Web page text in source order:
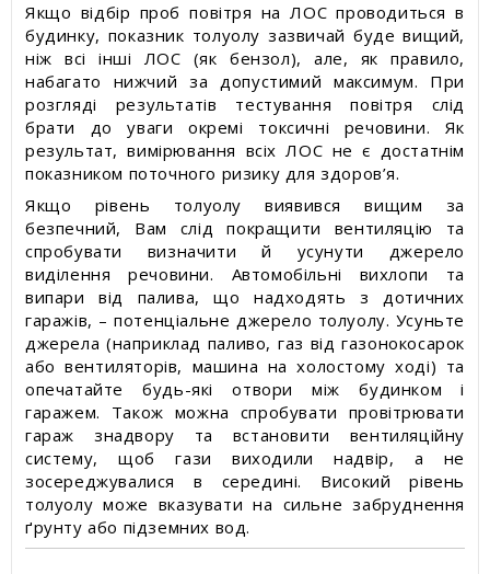
Якщо відбір проб повітря на ЛОС проводиться в
будинку, показник толуолу зазвичай буде вищий,
ніж всі інші ЛОС (як бензол), але, як правило,
набагато нижчий за допустимий максимум. При
розгляді результатів тестування повітря слід
брати до уваги окремі токсичні речовини. Як
результат, вимірювання всіх ЛОС не є достатнім
показником поточного ризику для здоров’я.
Якщо рівень толуолу виявився вищим за
безпечний, Вам слід покращити вентиляцію та
спробувати визначити й усунути джерело
виділення речовини. Автомобільні вихлопи та
випари від палива, що надходять з дотичних
гаражів, – потенціальне джерело толуолу. Усуньте
джерела (наприклад паливо, газ від газонокосарок
або вентиляторів, машина на холостому ході) та
опечатайте будь-які отвори між будинком і
гаражем. Також можна спробувати провітрювати
гараж знадвору та встановити вентиляційну
систему, щоб гази виходили надвір, а не
зосереджувалися в середині. Високий рівень
толуолу може вказувати на сильне забруднення
ґрунту або підземних вод.